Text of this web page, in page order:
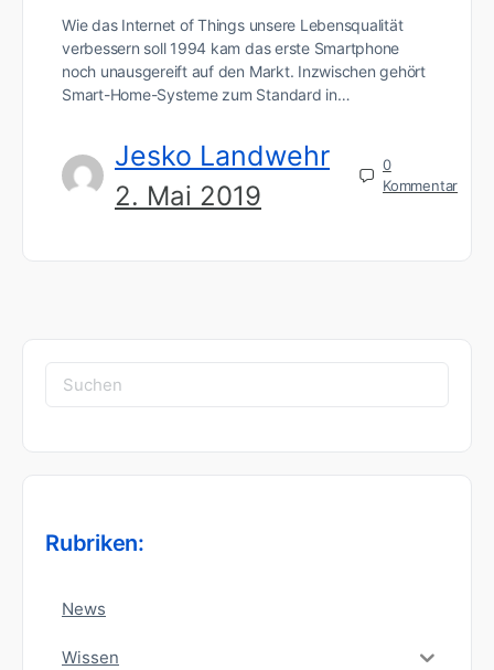
Wie das Internet of Things unsere Lebensqualität
verbessern soll 1994 kam das erste Smartphone
noch unausgereift auf den Markt. Inzwischen gehört
Smart-Home-Systeme zum Standard in…
Jesko Landwehr
2. Mai 2019
0
Kommentar
Suchen
nach:
Rubriken:
News
Wissen